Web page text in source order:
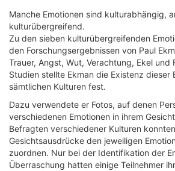
Manche Emotionen sind kulturabhängig,
kulturübergreifend.
Zu den sieben kulturübergreifenden
den Forschungsergebnissen von Paul
Trauer, Angst, Wut, Verachtung, Ekel und
Studien stellte Ekman die Existenz dieser
sämtlichen Kulturen fest.
Dazu verwendete er Fotos, auf denen
verschiedenen Emotionen in ihrem
Befragten verschiedener Kulturen
Gesichtsausdrücke den jeweiligen
zuordnen. Nur bei der Identifikation der
Überraschung hatten einige Teilnehmer